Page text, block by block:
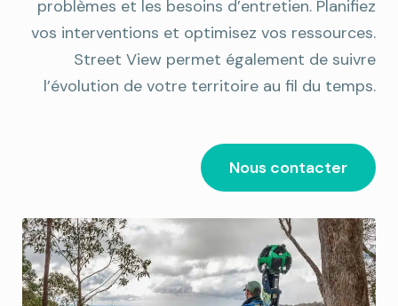
problèmes et les besoins d’entretien. Planifiez
vos interventions et optimisez vos ressources.
Street View permet également de suivre
l’évolution de votre territoire au fil du temps.
Nous contacter